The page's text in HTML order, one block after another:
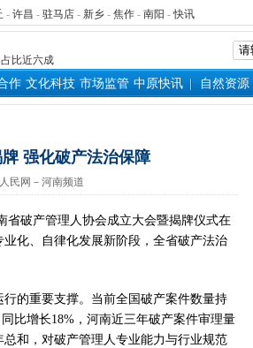
- 许昌 - 驻马店 - 新乡 - 焦作 - 南阳 -快讯
两院院士大
比近六成
洲首展
议闭幕
保卡居民服
在郏县举
武：科
间投资“
度会召开
作 文化科技 市场监管 中原快讯 自然资源
强化破产法治保障
民网－河南频道
省破产管理人协会成立大会暨揭牌仪式在
化、自律化发展新阶段，全省破产法治
的重要支撑。当前全国破产案件数量持
比增长18%，河南近三年破产案件审理量
和，对破产管理人专业能力与行业规范